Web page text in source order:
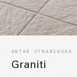
ANTAR UTMANINGAR
Graniti